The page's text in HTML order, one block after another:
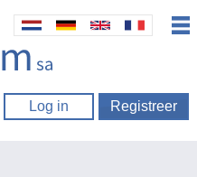
Log in Registreer